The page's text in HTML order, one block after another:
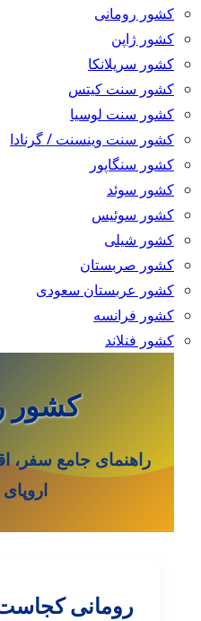
کشور رومانی
کشور ژاپن
کشور سریلانکا
کشور سنت کیتس
کشور سنت لوسیا
کشور سنت وینسنت / گرنادا
کشور سنگاپور
کشور سوئد
کشور سوئیس
کشور شیلی
کشور صربستان
کشور عربستان سعودی
کشور فرانسه
کشور فنلاند
کشور
راهنمای جامع سفر،
رومانی